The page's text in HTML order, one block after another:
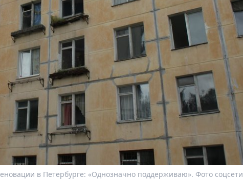
в Петербурге: «Однозначно поддерживаю». Фото соцсети